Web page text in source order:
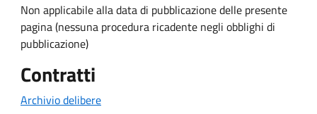
Non applicabile alla data di pubblicazione delle presente
pagina (nessuna procedura ricadente negli obblighi di
pubblicazione)
Contratti
Archivio delibere